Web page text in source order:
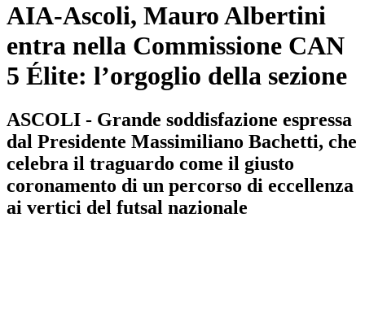
AIA-Ascoli, Mauro Albertini
entra nella Commissione CAN
5 Élite: l’orgoglio della sezione
ASCOLI - Grande soddisfazione espressa
dal Presidente Massimiliano Bachetti, che
celebra il traguardo come il giusto
coronamento di un percorso di eccellenza
ai vertici del futsal nazionale